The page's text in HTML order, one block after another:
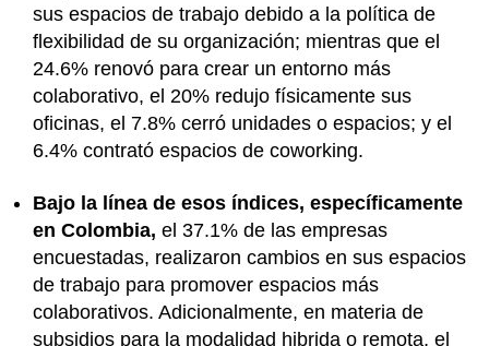
sus espacios de trabajo debido a la política de
flexibilidad de su organización; mientras que el
24.6% renovó para crear un entorno más
colaborativo, el 20% redujo físicamente sus
oficinas, el 7.8% cerró unidades o espacios; y el
6.4% contrató espacios de coworking.
Bajo la línea de esos índices, específicamente
en Colombia, el 37.1% de las empresas
encuestadas, realizaron cambios en sus espacios
de trabajo para promover espacios más
colaborativos. Adicionalmente, en materia de
subsidios para la modalidad hibrida o remota, el